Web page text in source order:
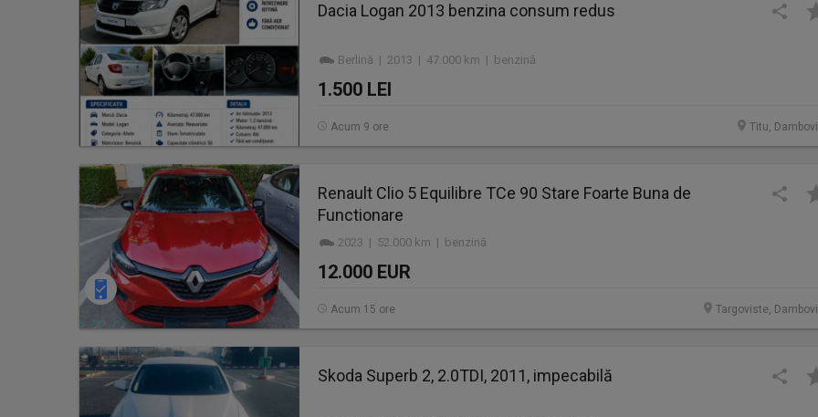
Dacia Logan 2013 benzina consum redus
Berlină | 2013 | 47.000 km | benzină
1.500 LEI
Titu,
Acum 9 ore
Renault Clio 5 Equilibre TCe 90 Stare Foarte Buna de
Functionare
2023 | 52.000 km | benzină
12.000 EUR
Targoviste,
Acum 15 ore
Skoda Superb 2, 2.0TDI, 2011, impecabilă